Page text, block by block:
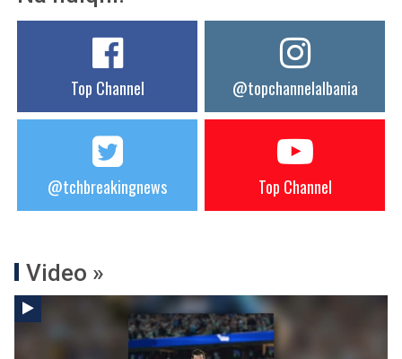
Top Channel @topchannelalbania
@tchbreakingnews Top Channel
Video »